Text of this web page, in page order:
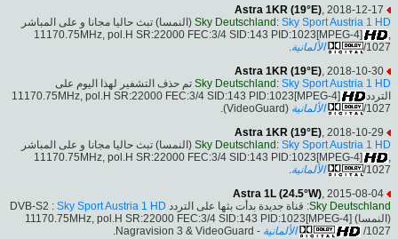
Astra 1KR (19°E) , 2018-12-17
Sky Deutschland: Sky Sport Austria 1 HD
(النمسا) تبث حاليا مجانا و على المباشر
/1027
الألمانية.
Astra 1KR (19°E) , 2018-10-30
Sky Deutschland: Sky Sport Austria 1 HD
تم حذف التشفير لهذا اليوم على
التردد11170.75MHz, pol.H SR:22000 FEC:3/4 SID:143 PID:1023[MPEG-4]
/1027
الألمانية (VideoGuard).
Astra 1KR (19°E), 2018-10-29
Sky Deutschland: Sky Sport Austria 1 HD
(النمسا) تبث حاليا مجانا و على المباشر
,11170.75MHz, pol.H SR:22000 FEC:3/4 SID:143 PID:1023[MPEG-4]
/1027
الألمانية.
Astra 1L (24.5°W), 2015-08-04
Sky Deutschland: قناة جديدة بدأت بثها على التردد DVB-S2 : Sky Sport Austria 1 HD
(النمسا) 11170.75MHz, pol.H SR:22000 FEC:3/4 SID:143 PID:1023[MPEG-4]
/1027
الألمانية - Nagravision 3 & VideoGuard.